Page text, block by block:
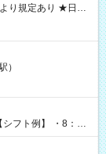
お仕事後はコ
試
）